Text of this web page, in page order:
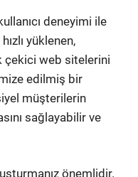
deneyimi ile
yüklenen,
çekici web sitelerini
edilmiş bir
müşterilerin
sağlayabilir ve
önemlidir.